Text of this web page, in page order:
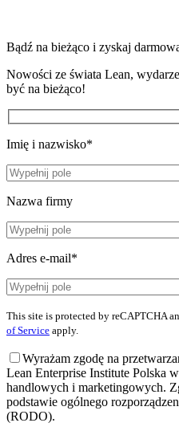
Bądź na bieżąco i zyskaj
Nowości ze świata Lean,
być na bieżąco!
Imię i nazwisko*
Nazwa firmy
Adres e-mail*
This site is protected by reCAPTCHA
of Service apply.
Wyrażam zgodę na
Lean Enterprise Institute Polska
handlowych i marketingowych.
podstawie ogólnego
(RODO).